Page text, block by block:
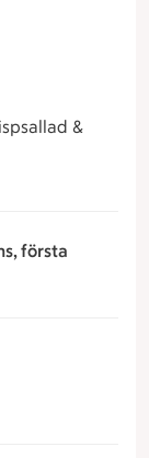
&
första